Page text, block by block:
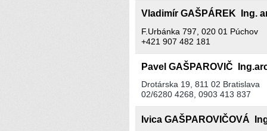
Vladimír GAŠPÁREK Ing.
F.Urbánka 797, 020 01 Púchov
+421 907 482 181
Pavel GAŠPAROVIČ
Drotárska 19, 811 02 Bratislava
02/6280 4268, 0903 413 837
Ivica GAŠPAROVIČOVÁ